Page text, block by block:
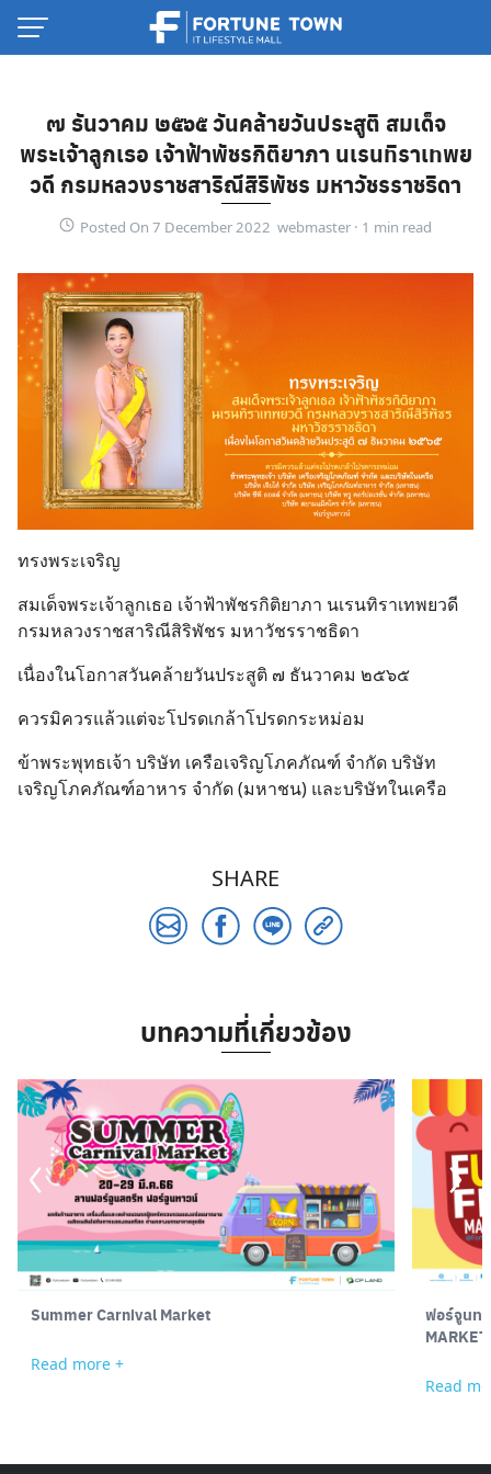
Skip
Thai
English
Search
for:
๗ ธันวาคม ๒๕๖๕ วันคล้ายวันประสูติ สมเด็จ
พระเจ้าลูกเธอ เจ้าฟ้าพัชรกิติยาภา นเรนทิราเทพย
วดี กรมหลวงราชสาริณีสิริพัชร มหาวัชรราชธิดา
Posted On 7 December 2022 webmaster ·
ทรงพระเจริญ
สมเด็จพระเจ้าลูกเธอ เจ้าฟ้าพัชรกิติยาภา นเรนทิราเทพยวดี
กรมหลวงราชสาริณีสิริพัชร มหาวัชรราชธิดา
เนื่องในโอกาสวันคล้ายวันประสูติ ๗ ธันวาคม ๒๕๖๕
ควรมิควรแล้วแต่จะโปรดเกล้าโปรดกระหม่อม
ข้าพระพุทธเจ้า บริษัท เครือเจริญโภคภัณฑ์ จำกัด บริษัท
เจริญโภคภัณฑ์อาหาร จำกัด (มหาชน) และบริษัทในเครือ
SHARE
บทความที่เกี่ยวข้อง
Summer Carnival Market
Read more +
ฟอร์จูนท
Read